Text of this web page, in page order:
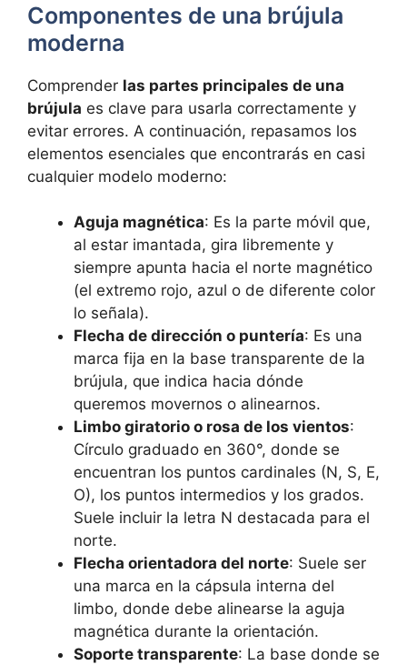
Componentes de una brújula
moderna
Comprender las partes principales de una
brújula es clave para usarla correctamente y
evitar errores. A continuación, repasamos los
elementos esenciales que encontrarás en casi
cualquier modelo moderno:
Aguja magnética: Es la parte móvil que,
al estar imantada, gira libremente y
siempre apunta hacia el norte magnético
(el extremo rojo, azul o de diferente color
lo señala).
Flecha de dirección o puntería: Es una
marca fija en la base transparente de la
brújula, que indica hacia dónde
queremos movernos o alinearnos.
Limbo giratorio o rosa de los vientos:
Círculo graduado en 360°, donde se
encuentran los puntos cardinales (N, S, E,
O), los puntos intermedios y los grados.
Suele incluir la letra N destacada para el
norte.
Flecha orientadora del norte: Suele ser
una marca en la cápsula interna del
limbo, donde debe alinearse la aguja
magnética durante la orientación.
Soporte transparente: La base donde se